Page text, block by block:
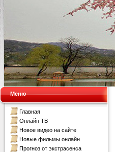
Меню
Главная
Онлайн ТВ
Новое видео на сайте
Новые фильмы онлайн
Прогноз от экстрасенса